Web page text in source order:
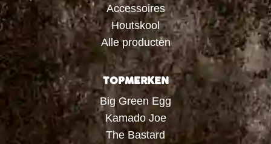
Accessoires
Houtskool
Alle producten
TOPMERKEN
Big Green Egg
Kamado Joe
The Bastard